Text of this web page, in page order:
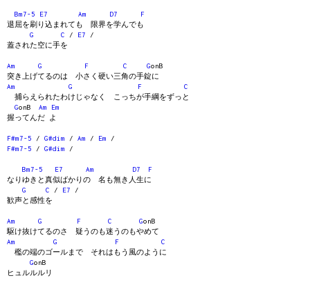
Bm7-5 E7 Am D7
F
退屈を刷り込まれても 限界を学んでも
G
C / E7 /
蓋された空に手を
Am G F C GonB
突き上げてるのは 小さく硬い三角の手錠に
Am
G F
C
捕らえられたわけじゃなく こっちが手綱をずっと
GonB Am
Em
握ってんだ よ
F#m7-5 / G#dim / Am / Em /
F#m7-5 / G#dim /
Bm7-5 E7 Am D7
F
なりゆきと真似ばかりの 名も無き人生に
G
C / E7 /
歓声と感性を
Am G F C GonB
駆け抜けてるのさ 疑うのも迷うのもやめて
Am
G F
C
檻の端のゴールまで それはもう風のように
GonB
ヒュルルルリ